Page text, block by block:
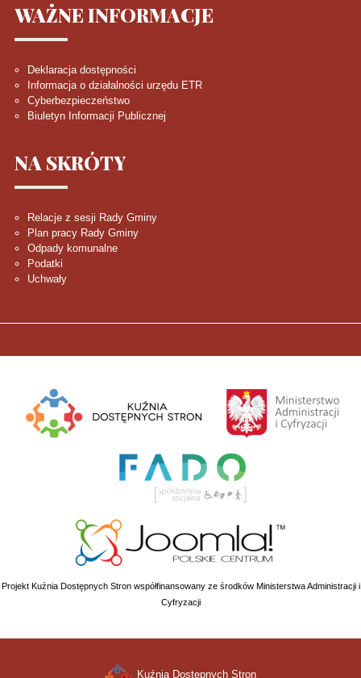
WAŻNEINFORMACJE
Deklaracja dostępności
Informacja o działalności urzędu ETR
Cyberbezpieczeństwo
Biuletyn Informacji Publicznej
NA SKRÓTY
Relacje z sesji Rady Gminy
Plan pracy Rady Gminy
Odpady komunalne
Podatki
Uchwały
Projekt Kuźnia Dostępnych Stron współfinansowany ze środków Ministerstwa Administracji i
Cyfryzacji
Kuźnia Dostępnych Stron